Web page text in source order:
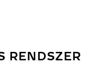
RENDSZER